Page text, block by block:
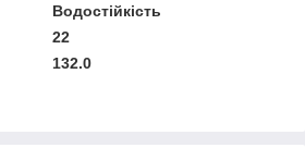
Водостійкість
22
132.0